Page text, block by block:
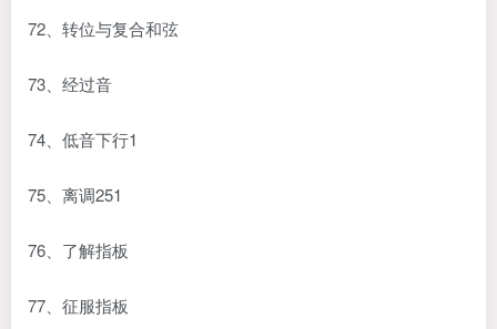
72、转位与复合和弦
73、经过音
74、低音下行1
75、离调251
76、了解指板
77、征服指板